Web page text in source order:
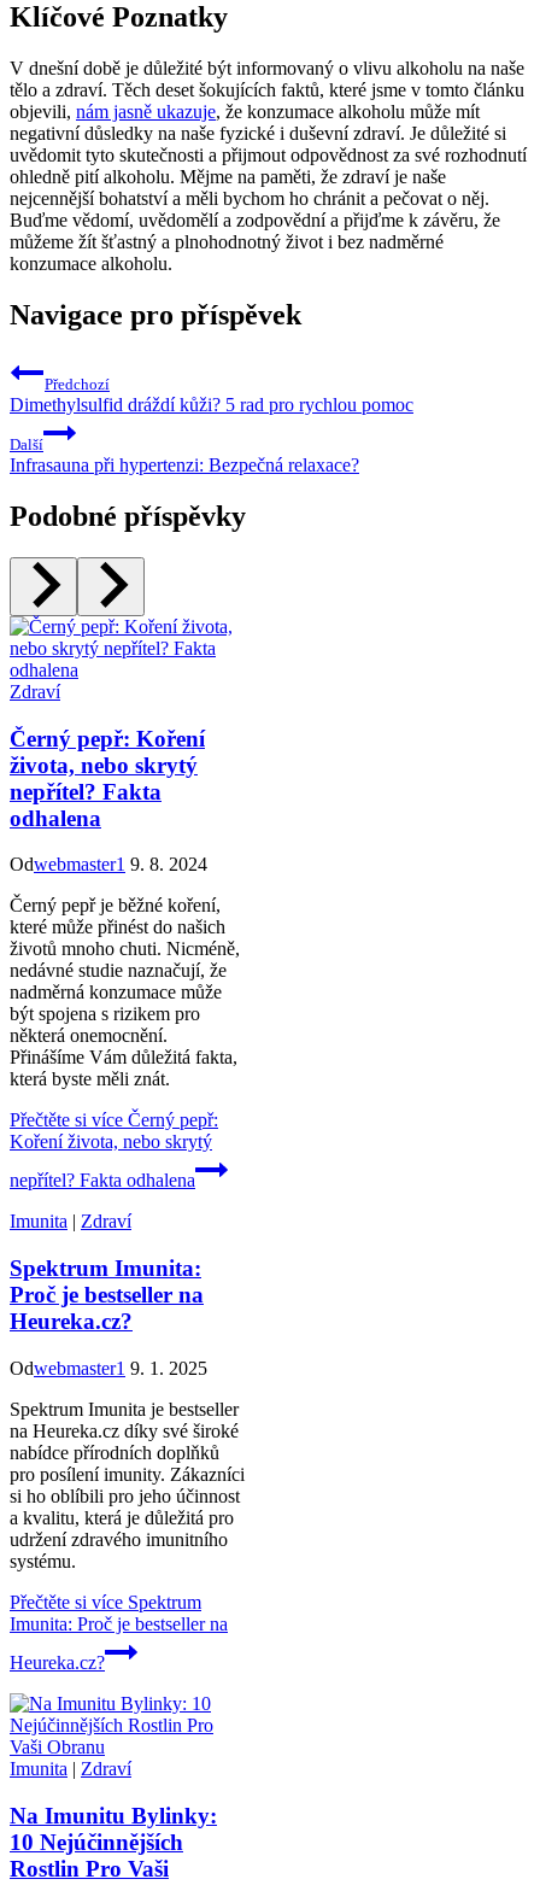
Klíčové Poznatky
V dnešní době je důležité být informovaný o vlivu alkoholu na naše
tělo a zdraví. Těch deset šokujících faktů, které jsme v tomto článku
objevili, nám jasně ukazuje, že konzumace alkoholu může mít
negativní důsledky na naše fyzické i duševní zdraví. Je důležité si
uvědomit tyto skutečnosti a přijmout odpovědnost za své rozhodnutí
ohledně pití alkoholu. Mějme na paměti, že zdraví je naše
nejcennější bohatství a měli bychom ho chránit a pečovat o něj.
Buďme vědomí, uvědomělí a zodpovědní a přijďme k závěru, že
můžeme žít šťastný a plnohodnotný život i bez nadměrné
konzumace alkoholu.
Navigace pro příspěvek
Předchozí
Dimethylsulfid dráždí kůži? 5 rad pro rychlou pomoc
Další
Infrasauna při hypertenzi: Bezpečná relaxace?
Podobné příspěvky
Zdraví
Černý pepř: Koření
života, nebo skrytý
nepřítel? Fakta
odhalena
Odwebmaster1 9. 8. 2024
Černý pepř je běžné koření,
které může přinést do našich
životů mnoho chuti. Nicméně,
nedávné studie naznačují, že
nadměrná konzumace může
být spojena s rizikem pro
některá onemocnění.
Přinášíme Vám důležitá fakta,
která byste měli znát.
Přečtěte si více Černý pepř:
Koření života, nebo skrytý
nepřítel? Fakta odhalena
Imunita | Zdraví
Spektrum Imunita:
Proč je bestseller na
Heureka.cz?
Odwebmaster1 9. 1. 2025
Spektrum Imunita je bestseller
na Heureka.cz díky své široké
nabídce přírodních doplňků
pro posílení imunity. Zákazníci
si ho oblíbili pro jeho účinnost
a kvalitu, která je důležitá pro
udržení zdravého imunitního
systému.
Přečtěte si více Spektrum
Imunita: Proč je bestseller na
Heureka.cz?
Imunita | Zdraví
Na Imunitu Bylinky:
10 Nejúčinnějších
Rostlin Pro Vaši